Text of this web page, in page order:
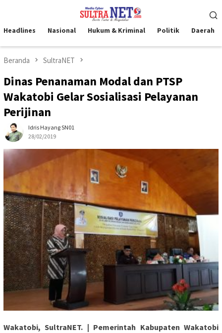
kontenMobile
Headlines Nasional Hukum & Kriminal Politik Daerah
Beranda SultraNET
Dinas Penanaman Modal dan PTSP
Wakatobi Gelar Sosialisasi Pelayanan
Perijinan
Idris Hayang SN01
28/02/2019
Wakatobi, SultraNET. | Pemerintah Kabupaten Wakatobi